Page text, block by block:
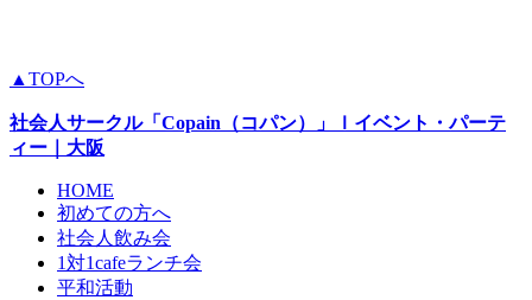
▲TOPへ
社会人サークル「Copain（コパン）」
ｌイベント・パーテ
ィー ｜大阪
HOME
初めての方へ
社会人飲み会
1対1cafeランチ会
平和活動